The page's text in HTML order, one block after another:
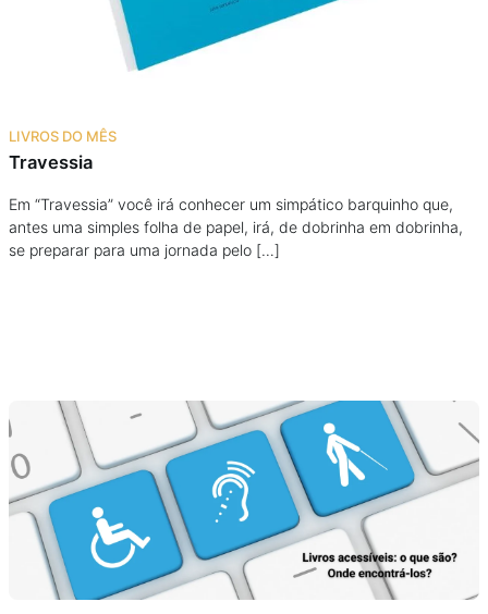
LIVROS DO MÊS
Travessia
Em “Travessia” você irá conhecer um simpático barquinho que,
antes uma simples folha de papel, irá, de dobrinha em dobrinha,
se preparar para uma jornada pelo […]